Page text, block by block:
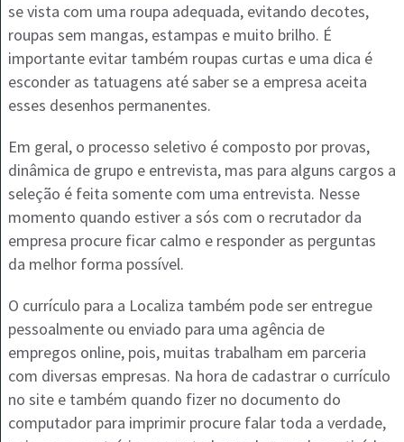
se vista com uma roupa adequada, evitando decotes,
roupas sem mangas, estampas e muito brilho. É
importante evitar também roupas curtas e uma dica é
esconder as tatuagens até saber se a empresa aceita
esses desenhos permanentes.
Em geral, o processo seletivo é composto por provas,
dinâmica de grupo e entrevista, mas para alguns cargos a
seleção é feita somente com uma entrevista. Nesse
momento quando estiver a sós com o recrutador da
empresa procure ficar calmo e responder as perguntas
da melhor forma possível.
O currículo para a Localiza também pode ser entregue
pessoalmente ou enviado para uma agência de
empregos online, pois, muitas trabalham em parceria
com diversas empresas. Na hora de cadastrar o currículo
no site e também quando fizer no documento do
computador para imprimir procure falar toda a verdade,